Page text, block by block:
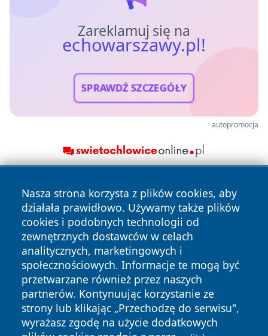
Zareklamuj się na
echowarszawy.pl!
SPRAWDŹ SZCZEGÓŁY
autopromocja
Nasza strona korzysta z plików cookies, aby
działała prawidłowo. Używamy także plików
cookies i podobnych technologii od
zewnętrznych dostawców w celach
analitycznych, marketingowych i
społecznościowych. Informacje te mogą być
przetwarzane również przez naszych
partnerów. Kontynuując korzystanie ze
strony lub klikając „Przechodzę do serwisu",
wyrażasz zgodę na użycie dodatkowych
Copyright © 2026 echowarszawy.pl Wszystkie prawa
zastrzeżone.
News Autorzy
Polityka
Prywatności
Polityka
Cookies